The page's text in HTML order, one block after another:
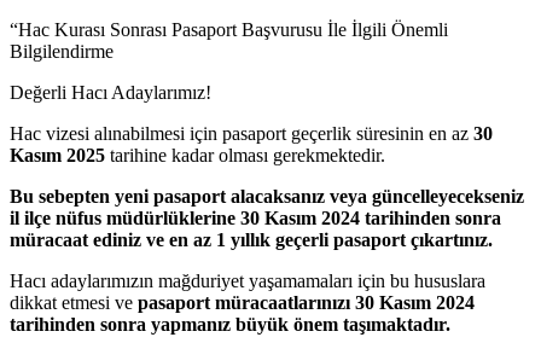
“Hac Kurası Sonrası Pasaport Başvurusu İle İlgili Önemli
Bilgilendirme
Değerli Hacı Adaylarımız!
Hac vizesi alınabilmesi için pasaport geçerlik süresinin en az 30
Kasım 2025 tarihine kadar olması gerekmektedir.
Bu sebepten yeni pasaport alacaksanız veya güncelleyecekseniz
il ilçe nüfus müdürlüklerine 30 Kasım 2024 tarihinden sonra
müracaat ediniz ve en az 1 yıllık geçerli pasaport çıkartınız.
Hacı adaylarımızın mağduriyet yaşamamaları için bu hususlara
dikkat etmesi ve pasaport müracaatlarınızı 30 Kasım 2024
tarihinden sonra yapmanız büyük önem taşımaktadır.